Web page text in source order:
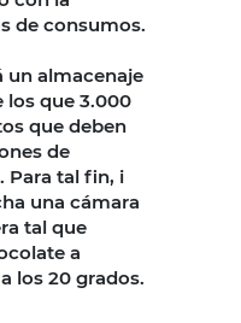
de consumos.
un almacenaje
los que 3.000
que deben
de
Para tal fin, i
una cámara
tal que
a
los 20 grados.